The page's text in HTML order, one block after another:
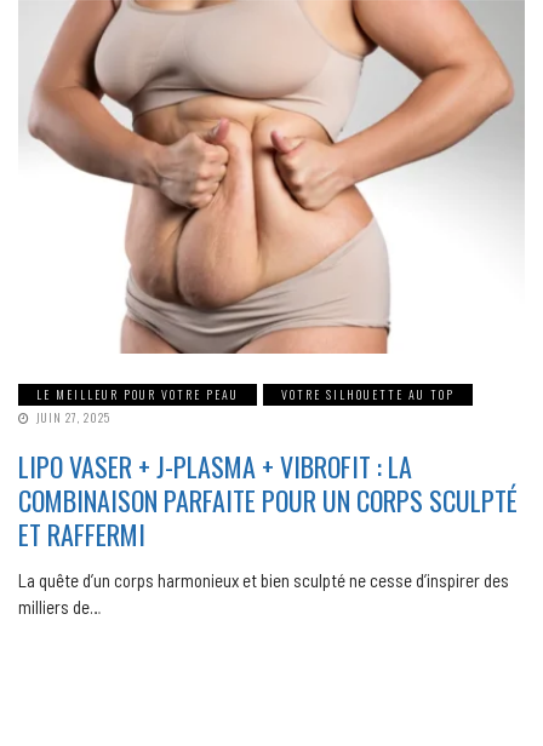
LE MEILLEUR POUR VOTRE PEAU
VOTRE SILHOUETTE AU TOP
JUIN 27, 2025
LIPO VASER + J-PLASMA + VIBROFIT : LA
COMBINAISON PARFAITE POUR UN CORPS SCULPTÉ
ET RAFFERMI
La quête d’un corps harmonieux et bien sculpté ne cesse d’inspirer des
milliers de…